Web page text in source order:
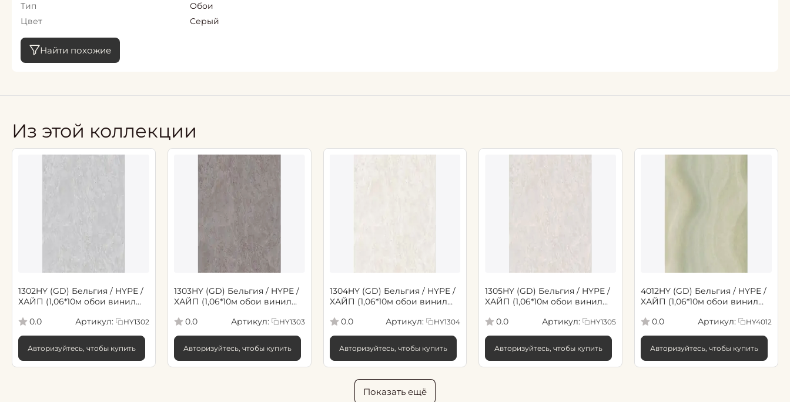
Тип
Обои
Цвет
Серый
Найти похожие
Из этой коллекции
1302HY (GD) Бельгия / HYPE /
ХАЙП (1,06*10м обои винил
0.0
Артикул: HY1302
Авторизуйтесь, чтобы купить
1303HY (GD) Бельгия / HYPE /
ХАЙП (1,06*10м обои винил
0.0
Артикул: HY1303
Авторизуйтесь, чтобы купить
1304HY (GD) Бельгия / HYPE /
ХАЙП (1,06*10м обои винил
0.0
Артикул: HY1304
Авторизуйтесь, чтобы купить
1305HY (GD) Бельгия / HYPE /
ХАЙП (1,06*10м обои винил
0.0
Артикул: HY1305
Авторизуйтесь, чтобы купить
4012HY (GD) Бельгия / HYPE /
ХАЙП (1,06*10м обои винил
0.0
Артикул: HY4012
Авторизуйтесь, чтобы купить
Показать ещё